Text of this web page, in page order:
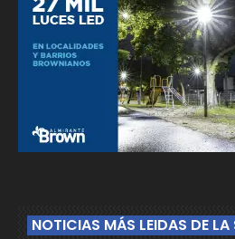
NOTICIAS MÁS LEIDAS DE LA